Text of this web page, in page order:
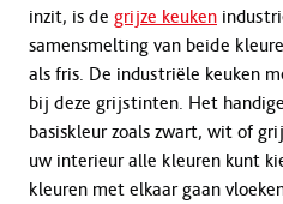
inzit, is de grijze keuken
samensmelting van beide
als fris. De industriële keuken
bij deze grijstinten. Het
basiskleur zoals zwart, wit of
uw interieur alle kleuren kunt
kleuren met elkaar gaan